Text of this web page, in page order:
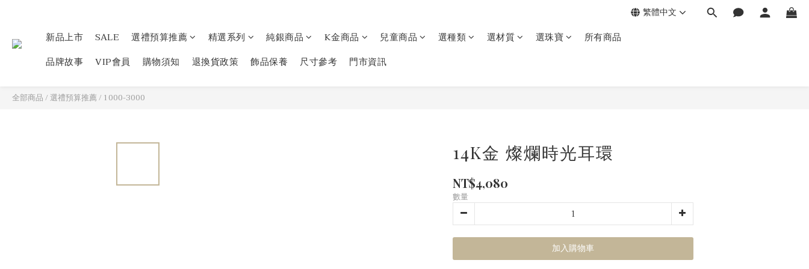
繁體中文
新品上市 SALE 選禮預算推薦 精選系列 純銀商品 K金商品 兒童商品 選種類 選材質 選珠寶
所有商品
品牌故事
VIP會員 購物須知 退換貨政策 飾品保養 尺寸參考 門市資訊
全部商品/選禮預算推薦/ 1000-3000
14K金 燦爛時光耳環
NT$4,080
數量
加入購物車